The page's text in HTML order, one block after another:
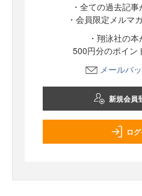
・全ての過去記
・会員限定メルマ
・翔泳社の本
500円分のポイン
メールバ
新規会員
ロ